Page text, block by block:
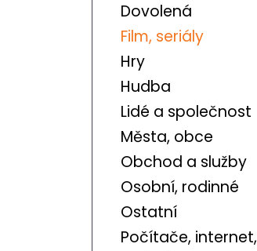
Dovolená
Film, seriály
Hry
Hudba
Lidé a společnost
Města, obce
Obchod a služby
Osobní, rodinné
Ostatní
Počítače, internet,